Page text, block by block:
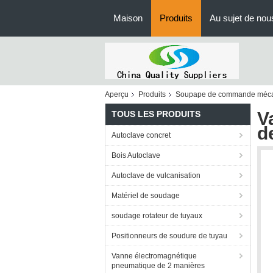
Maison Produits Au sujet de
Aperçu Produits Soupape de commande
TOUS LES PRODUITS
Autoclave concret
Bois Autoclave
Autoclave de vulcanisation
Matériel de soudage
soudage rotateur de tuyaux
Positionneurs de soudure de tuyau
Vanne électromagnétique
pneumatique de 2 manières